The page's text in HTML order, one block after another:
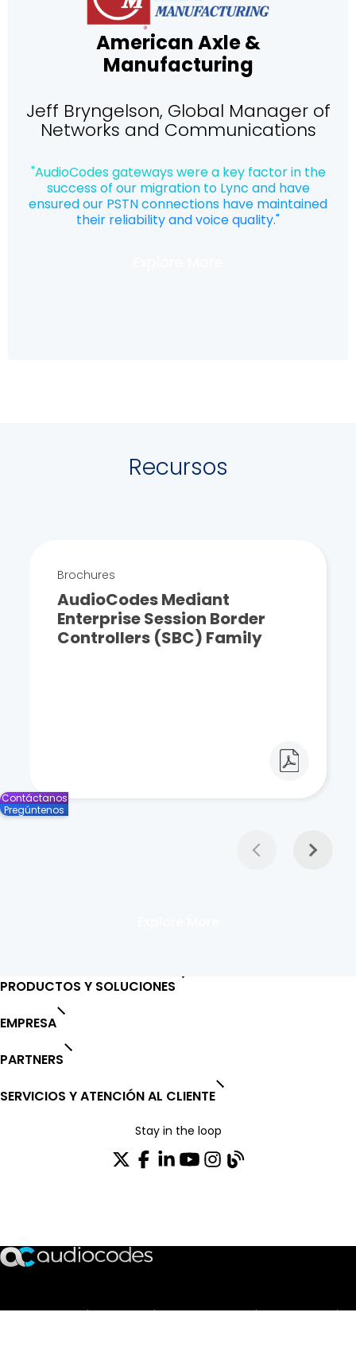
American Axle &
Manufacturing
Jeff Bryngelson, Global Manager of
Networks and Communications
"AudioCodes gateways were a key factor in the
success of our migration to Lync and have
ensured our PSTN connections have maintained
their reliability and voice quality."
Recursos
Brochures
AudioCodes Mediant
Enterprise Session Border
Controllers (SBC) Family
PRODUCTOS Y SOLUCIONES
EMPRESA
PARTNERS
SERVICIOS Y ATENCIÓN AL CLIENTE
Stay in the loop
TRUST CENTEROPEN SOURCEPRODUCT WARRANTYEULA AGREEMENT
Contáctanos
Pregúntenos